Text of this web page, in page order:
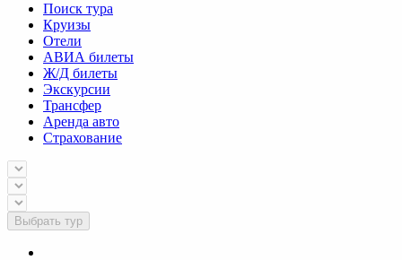
Поиск тура
Круизы
Отели
АВИА билеты
Ж/Д билеты
Экскурсии
Трансфер
Аренда авто
Страхование
Выбрать тур